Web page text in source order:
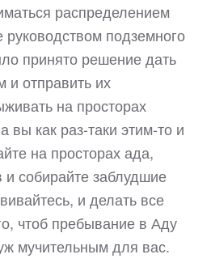
распределением
руководством подземного
принято решение дать
и отправить их
на просторах
вы как раз-таки этим-то и
на просторах ада,
и собирайте заблудшие
и делать все
чтоб пребывание в Аду
мучительным для вас.